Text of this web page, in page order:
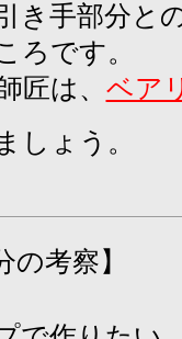
き手部分と
ろです。
匠は、 ベア
しょう。
考察】